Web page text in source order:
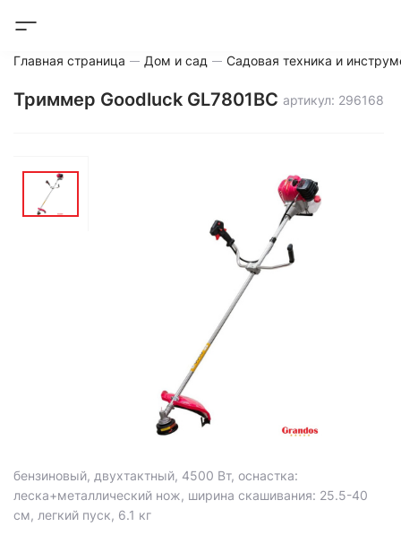
Главная страница Дом и сад Садовая техника и
Триммер Goodluck GL7801BC артикул: 296168
бензиновый, двухтактный, 4500 Вт, оснастка:
леска+металлический нож, ширина скашивания: 25.5-40
см, легкий пуск, 6.1 кг